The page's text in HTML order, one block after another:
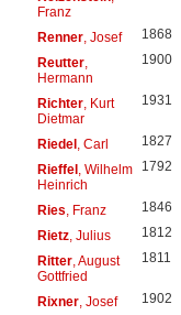
Franz
Renner, Josef 1868
Reutter,
Hermann
1900
Richter, Kurt
Dietmar
1931
Riedel , Carl 1827
Rieffel , Wilhelm
Heinrich
1792
Ries, Franz 1846
Rietz, Julius 1812
Ritter, August
Gottfried
1811
Rixner, Josef 1902